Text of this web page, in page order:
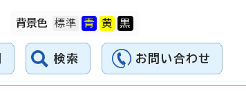
背景色
検索 お問い合わせ